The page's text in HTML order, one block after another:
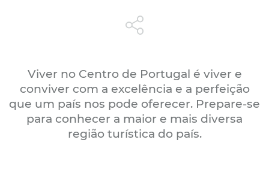
Viver no Centro de Portugal é viver e
conviver com a excelência e a perfeição
que um país nos pode oferecer. Prepare-se
para conhecer a maior e mais diversa
região turística do país.